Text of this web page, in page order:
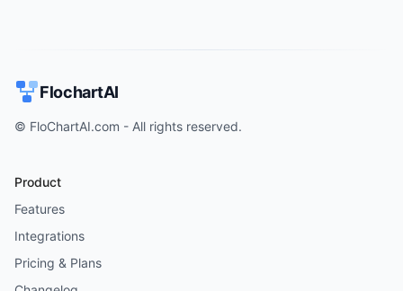
FlochartAI
© FloChartAI.com - All rights reserved.
Product
Features
Integrations
Pricing & Plans